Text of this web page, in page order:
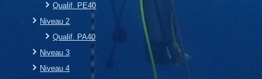
Qualif. PE40
Niveau 2
Qualif. PA40
Niveau 3
Niveau 4